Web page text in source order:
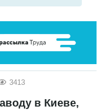
3413
в Киеве,